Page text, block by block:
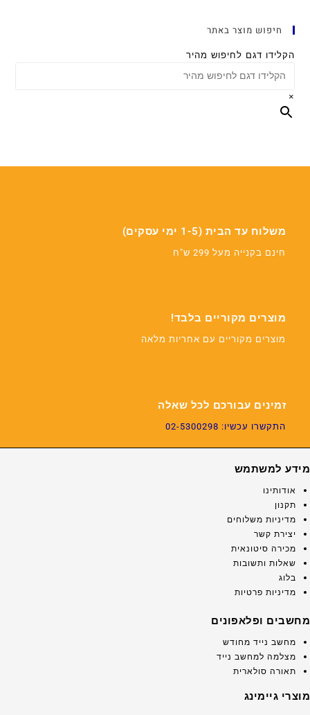
חיפוש מוצר באתר
הקלידו דגם לחיפוש מהיר
×
משלוח עד הבית (1-5 ימי עסקים)
חינם בקנייה מעל 299 ש"ח
מוצרים מקוריים בלבד!
מוצרים מקוריים עם אחריות מלאה
זמינים עבורכם לכל שאלה
התקשרו עכשיו: 02-5300298
מידע למשתמש
אודותינו
תקנון
מדיניות משלוחים
יצירת קשר
מכירה סיטונאית
שאלות ותשובות
בלוג
מדיניות פרטיות
מחשבים ופלאפונים
מחשב נייד מחודש
מצלמה למחשב נייד
תאורה סולארית
מוצרי גיימינג